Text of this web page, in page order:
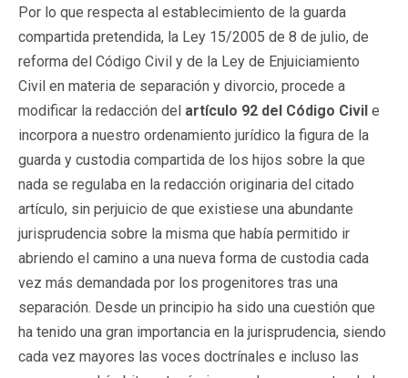
Por lo que respecta al establecimiento de la guarda
compartida pretendida, la Ley 15/2005 de 8 de julio, de
reforma del Código Civil y de la Ley de Enjuiciamiento
Civil en materia de separación y divorcio, procede a
modificar la redacción del artículo 92 del Código Civil e
incorpora a nuestro ordenamiento jurídico la figura de la
guarda y custodia compartida de los hijos sobre la que
nada se regulaba en la redacción originaria del citado
artículo, sin perjuicio de que existiese una abundante
jurisprudencia sobre la misma que había permitido ir
abriendo el camino a una nueva forma de custodia cada
vez más demandada por los progenitores tras una
separación. Desde un principio ha sido una cuestión que
ha tenido una gran importancia en la jurisprudencia, siendo
cada vez mayores las voces doctrínales e incluso las